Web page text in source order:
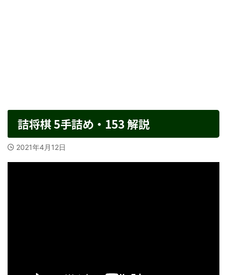
詰将棋 5手詰め・153 解説
2021年4月12日